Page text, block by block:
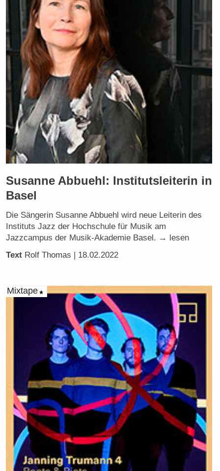
Susanne Abbuehl: Institutsleiterin in
Basel
Die Sängerin Susanne Abbuehl wird neue Leiterin des
Instituts Jazz der Hochschule für Musik am
Jazzcampus der Musik-Akademie Basel. → lesen
Text Rolf Thomas | 18.02.2022
Mixtape